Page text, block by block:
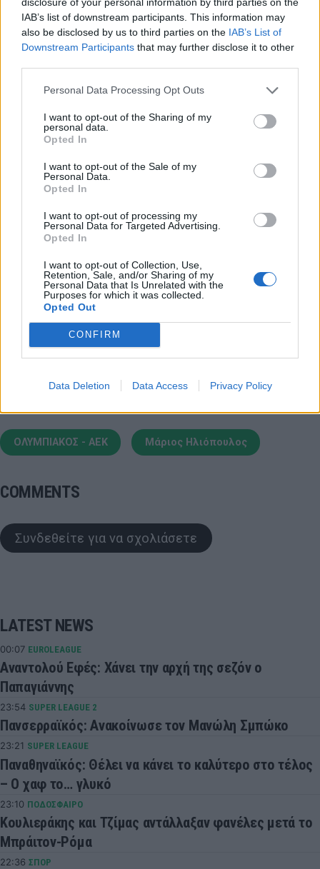
IAB’s list of downstream participants. This information may
also be disclosed by us to third parties on the IAB’s List of
Downstream Participants that may further disclose it to other
Personal Data Processing Opt Outs
I want to opt-out of the Sharing of my
personal data.
Opted In
I want to opt-out of the Sale of my
Personal Data.
Opted In
I want to opt-out of processing my
Personal Data for Targeted Advertising.
Opted In
I want to opt-out of Collection, Use,
Retention, Sale, and/or Sharing of my
Personal Data that Is Unrelated with the
Purposes for which it was collected.
Opted Out
CONFIRM
Data Deletion Data Access Privacy Policy
τον Λαμέλα: «Δεν έχω πρόβλημα να απαντήσω σε
όλα, είχα καλέσει όλους τους δημοσιογράφους και
δεν είχα πρόβλημα να απαντήσω σε κάθε ερώτηση.
το περιστατικό το οποίο γνωρίζω, δείχνει την
είχαν βάλει στο στόχο από το ημίχρονο. Προκαλεί
εντύπωση, που ενημερωθήκαν οι διαιτητές από την
πλευρά της ΑΕΚ, στο τέλος και όχι από τον τέταρτο
διαιτητή στο ημίχρονο, για το γεγονός πως Έλληνας
Λαμέλα. Ονειρεύομαι μια νέα σελίδα στο ελληνικό
ποδόσφαιρο, άλλα πράγματα και όχι αυτά που
ζήσαμε χτες».
Παιχνίδι από παντού στη Novibet με το
νέο Mobile App
ΟΛΥΜΠΙΑΚΟΣ - ΑΕΚ Μάριος Ηλιόπουλος
COMMENTS
Συνδεθείτε για να σχολιάσετε
LATEST NEWS
00:07 EUROLEAGUE
Αναντολού Εφές: Χάνει την αρχή της σεζόν ο
Παπαγιάννης
23:54 SUPER LEAGUE 2
Πανσερραϊκός: Ανακοίνωσε τον Μανώλη Σμπώκο
23:21 SUPER LEAGUE
Παναθηναϊκός: Θέλει να κάνει το καλύτερο στο τέλος
– Ο χαφ το… γλυκό
23:10 ΠΟΔΟΣΦΑΙΡΟ
Κουλιεράκης και Τζίμας αντάλλαξαν φανέλες μετά το
Μπράιτον-Ρόμα
22:36 ΣΠΟΡ